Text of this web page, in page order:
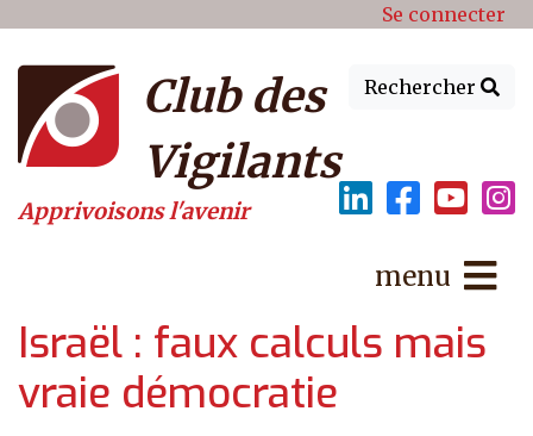
Menu du compte de Se connecter
Rechercher
Club des
Vigilants
Apprivoisons l'avenir
menu
Israël : faux calculs mais
vraie démocratie